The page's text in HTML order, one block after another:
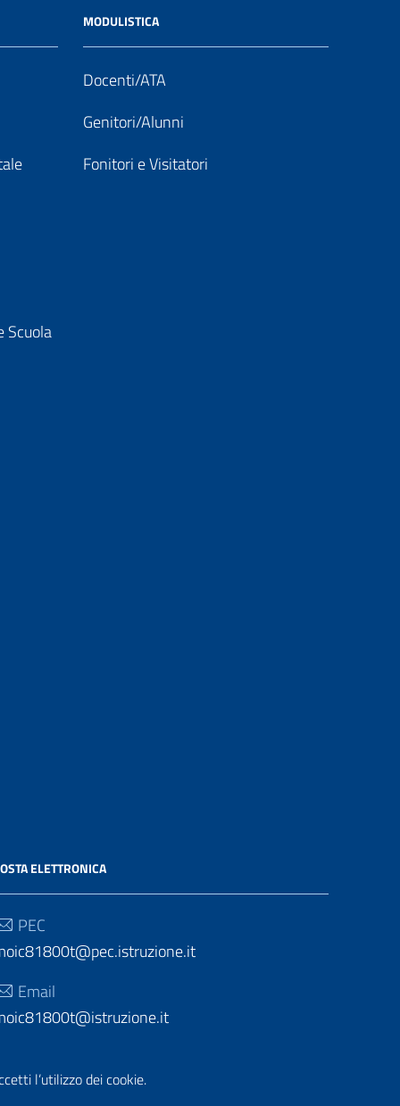
l’utilizzo dei cookie.
Scuola
MODULISTICA
Docenti/ATA
Genitori/Alunni
Fonitori e Visitatori
ELETTRONICA
PEC
Email